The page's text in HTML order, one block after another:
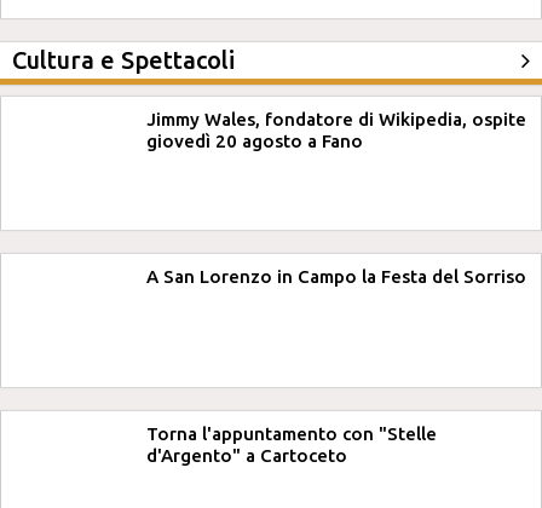
Cultura e Spettacoli
Jimmy Wales, fondatore di Wikipedia, ospite
giovedì 20 agosto a Fano
A San Lorenzo in Campo la Festa del Sorriso
Torna l'appuntamento con "Stelle
d'Argento" a Cartoceto